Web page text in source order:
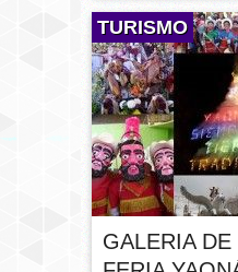
TURISMO
GALERIA